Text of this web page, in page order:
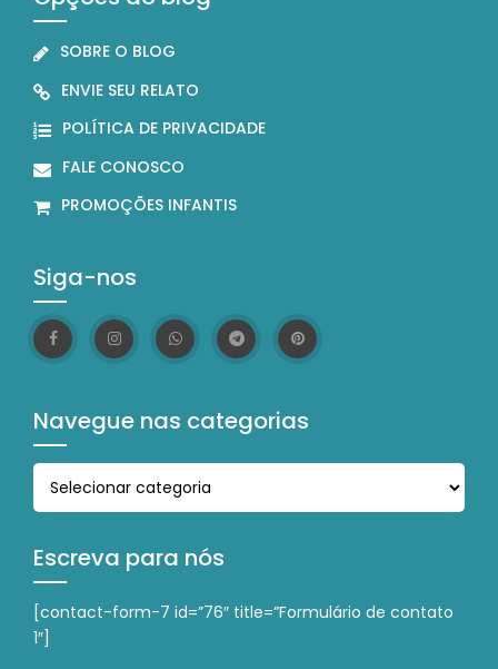
SOBRE O BLOG
ENVIE SEU RELATO
POLÍTICA DE PRIVACIDADE
FALE CONOSCO
PROMOÇÕES INFANTIS
Siga-nos
Navegue nas categorias
Navegue nas categorias
Escreva para nós
[contact-form-7 id=”76″ title=”Formulário de contato
1″]